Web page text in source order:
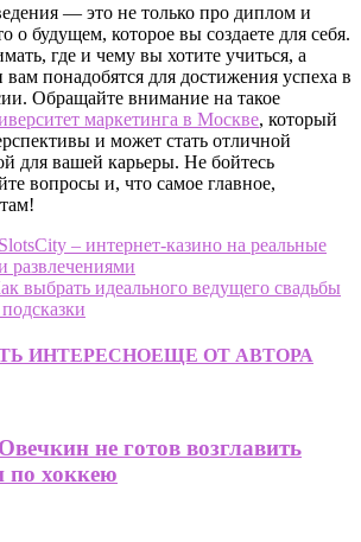
— это не только про диплом и
о будущем, которое вы создаете для себя.
где и чему вы хотите учиться, а
понадобятся для достижения успеха в
Обращайте внимание на такое
маркетинга в Москве, который
и может стать отличной
для вашей карьеры. Не бойтесь
вопросы и, что самое главное,
SlotsCity – интернет-казино на реальные
развлечениями
выбрать идеального ведущего свадьбы
ИНТЕРЕСНОЕЩЕ ОТ АВТОРА
не готов возглавить
по хоккею